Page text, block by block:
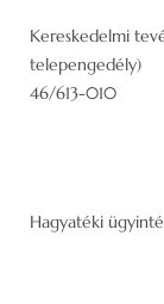
Kereskedelmi
46/613-010
Hagyatéki